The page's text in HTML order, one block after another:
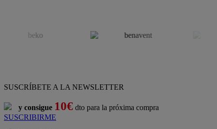
SUSCRÍBETE A LA NEWSLETTER
y consigue 10€ dto para la próxima compra
SUSCRIBIRME